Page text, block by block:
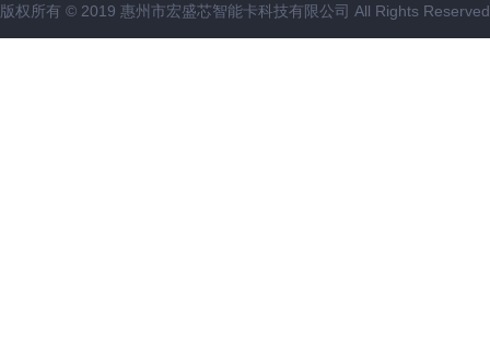
版权所有 © 2019 惠州市宏盛芯智能卡科技有限公司 All Rights